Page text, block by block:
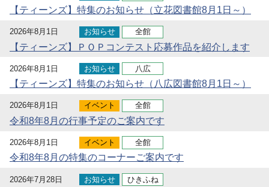
【ティーンズ】特集のお知らせ（立花図書館8月1日～）
2026年8月1日 お知らせ 全館
【ティーンズ】ＰＯＰコンテスト応募作品を紹介します
2026年8月1日 お知らせ 八広
【ティーンズ】特集のお知らせ（八広図書館8月1日～）
2026年8月1日 イベント 全館
令和8年8月の行事予定のご案内です
2026年8月1日 イベント 全館
令和8年8月の特集のコーナーご案内です
2026年7月28日 お知らせ ひきふね